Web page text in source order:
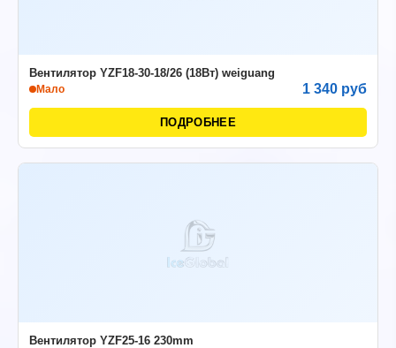
Вентилятор YZF18-30-18/26 (18Вт) weiguang
Мало 1 340 руб
ПОДРОБНЕЕ
Вентилятор YZF25-16 230mm